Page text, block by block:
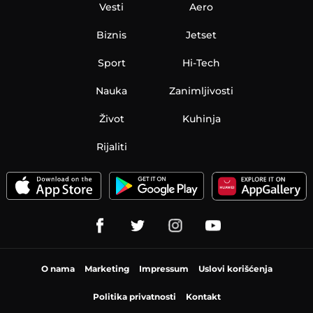
Vesti
Biznis
Sport
Nauka
Aero
Jetset
Hi-Tech
Zanimljivosti
Život Kuhinja
Rijaliti
O nama Marketing Impressum Uslovi korišćenja
Politika privatnosti Kontakt